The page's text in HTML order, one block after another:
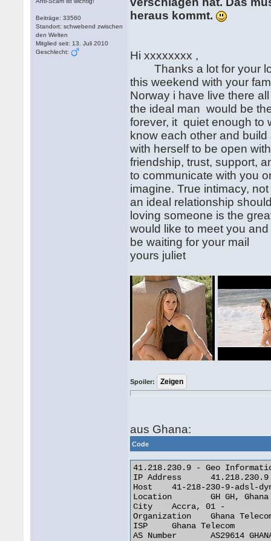
Beiträge: 33560
Standort: schwebend zwischen
den Welten
Mitglied seit: 13. Juli 2010
Geschlecht:
heraus kommt.
Hi xxxxxxxx ,
Thanks a lot for your
this weekend with your
Norway i have live there
the ideal man would be
forever, it quiet enough to
know each other and
with herself to be open
friendship, trust, support,
to communicate with you
imagine. True intimacy,
an ideal relationship
loving someone is the
would like to meet you
be waiting for your mail
yours juliet
Spoiler:
aus Ghana:
Code
41.218.230.9 - Geo
IP Address 	41.218.230.9
Host 	41-218-230-9-adsl-dyn.4u.com.gh
Location 	GH GH, Ghana
City 	Accra, 01 -
Organization 	Ghana Telecom
ISP 	Ghana Telecom
AS Number 	AS29614 GHANATEL-AS